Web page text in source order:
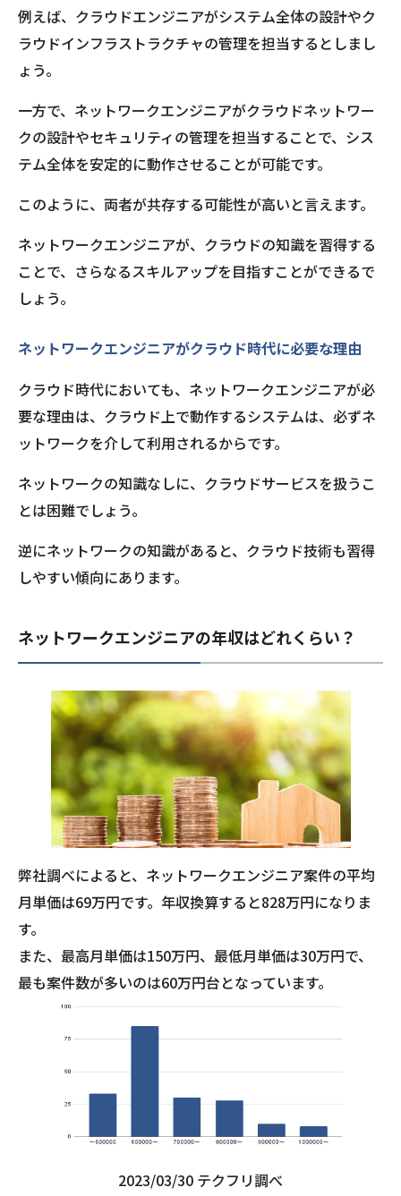
例えば、クラウドエンジニアがシステム全体の設計やク
ラウドインフラストラクチャの管理を担当するとしまし
ょう。
一方で、ネットワークエンジニアがクラウドネットワー
クの設計やセキュリティの管理を担当することで、シス
テム全体を安定的に動作させることが可能です。
このように、両者が共存する可能性が高いと言えます。
ネットワークエンジニアが、クラウドの知識を習得する
ことで、さらなるスキルアップを目指すことができるで
しょう。
ネットワークエンジニアがクラウド時代に必要な理由
クラウド時代においても、ネットワークエンジニアが必
要な理由は、クラウド上で動作するシステムは、必ずネ
ットワークを介して利用されるからです。
ネットワークの知識なしに、クラウドサービスを扱うこ
とは困難でしょう。
逆にネットワークの知識があると、クラウド技術も習得
しやすい傾向にあります。
ネットワークエンジニアの年収はどれくらい？
弊社調べによると、ネットワークエンジニア案件の平均
月単価は69万円です。年収換算すると828万円になりま
す。
また、最高月単価は150万円、最低月単価は30万円で、
最も案件数が多いのは60万円台となっています。
2023/03/30 テクフリ調べ